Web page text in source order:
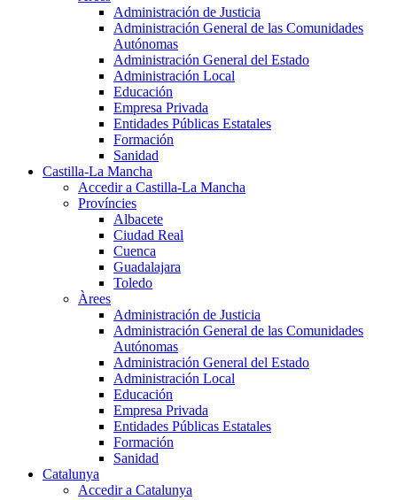
Administración de Justicia
Administración General de las Comunidades
Autónomas
Administración General del Estado
Administración Local
Educación
Empresa Privada
Entidades Públicas Estatales
Formación
Sanidad
Castilla-La Mancha
Accedir a Castilla-La Mancha
Províncies
Albacete
Ciudad Real
Cuenca
Guadalajara
Toledo
Àrees
Administración de Justicia
Administración General de las Comunidades
Autónomas
Administración General del Estado
Administración Local
Educación
Empresa Privada
Entidades Públicas Estatales
Formación
Sanidad
Catalunya
Accedir a Catalunya